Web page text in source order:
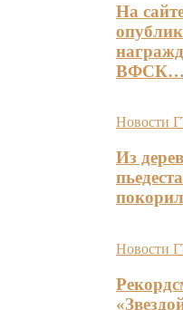
На
ВФСК…
Новости
Из
Новости